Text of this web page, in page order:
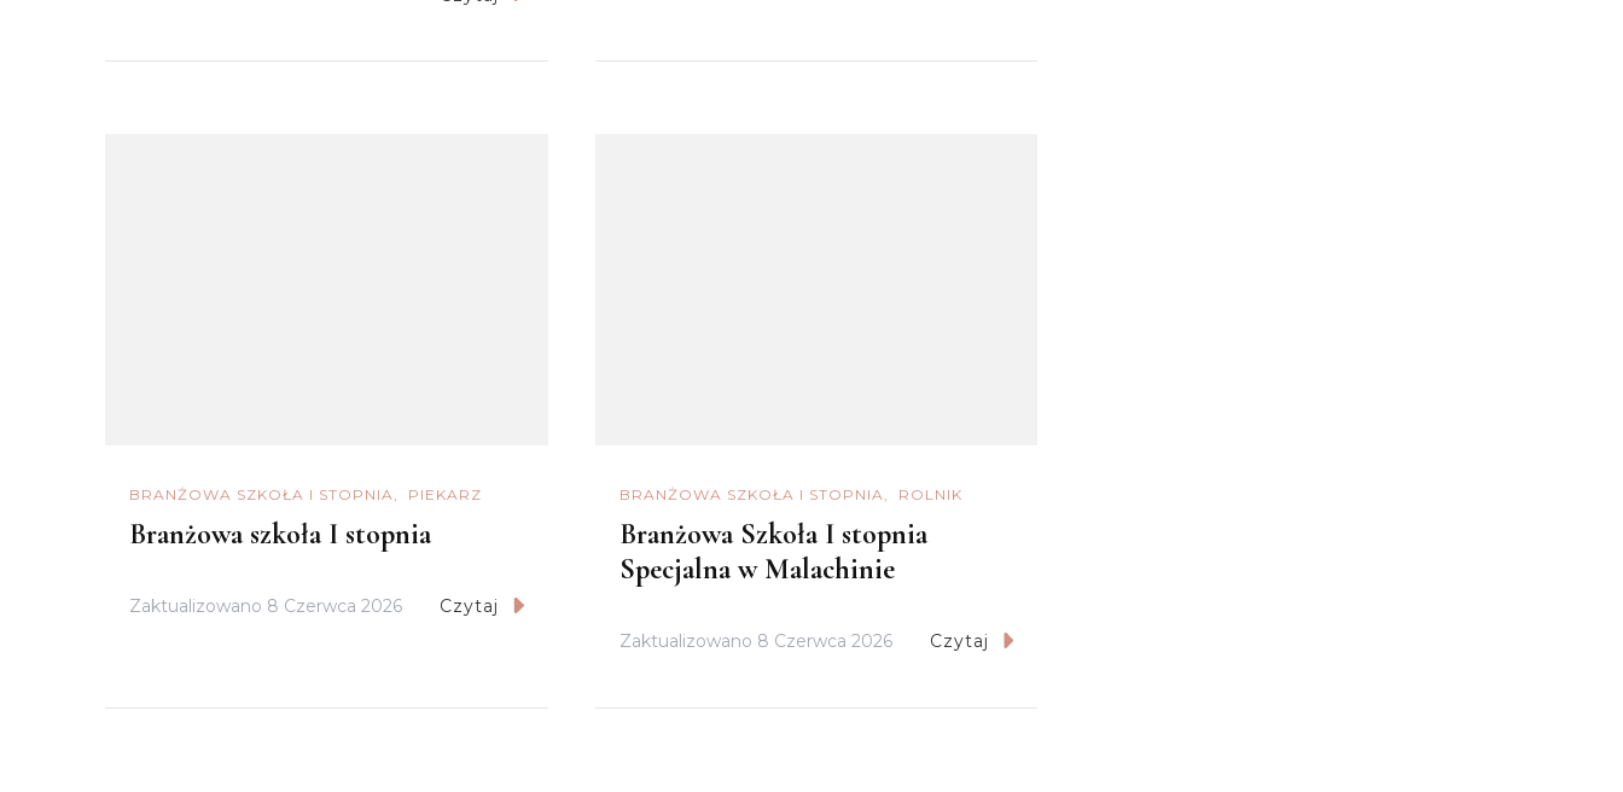
BRANŻOWA SZKOŁA I STOPNIA PIEKARZ
Branżowa szkoła I stopnia
Zaktualizowano 8 Czerwca 2026 Czytaj
BRANŻOWA SZKOŁA I STOPNIA ROLNIK
Branżowa Szkoła I stopnia
Specjalna w Malachinie
Zaktualizowano 8 Czerwca 2026 Czytaj